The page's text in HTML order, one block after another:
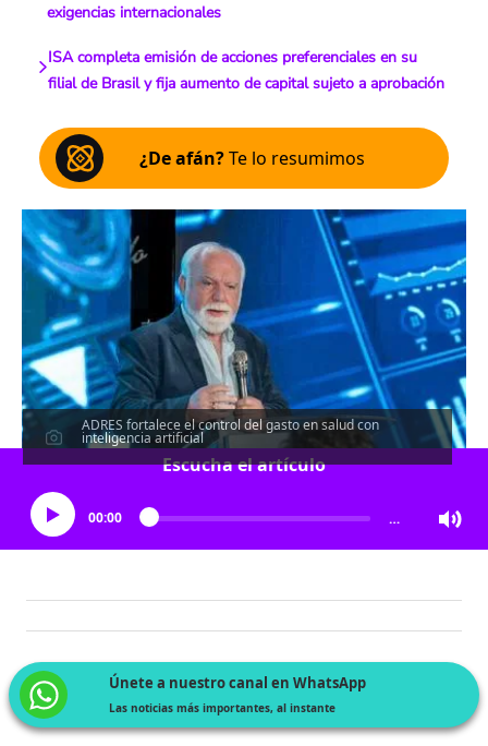
exigencias internacionales
ISA completa emisión de acciones preferenciales en su
filial de Brasil y fija aumento de capital sujeto a aprobación
¿De afán?Te lo resumimos
ADRES fortalece el control del gasto en salud con
inteligencia artificial
Escucha el artículo
00:00 …
Únete a nuestro canal en WhatsApp
Las noticias más importantes, al instante